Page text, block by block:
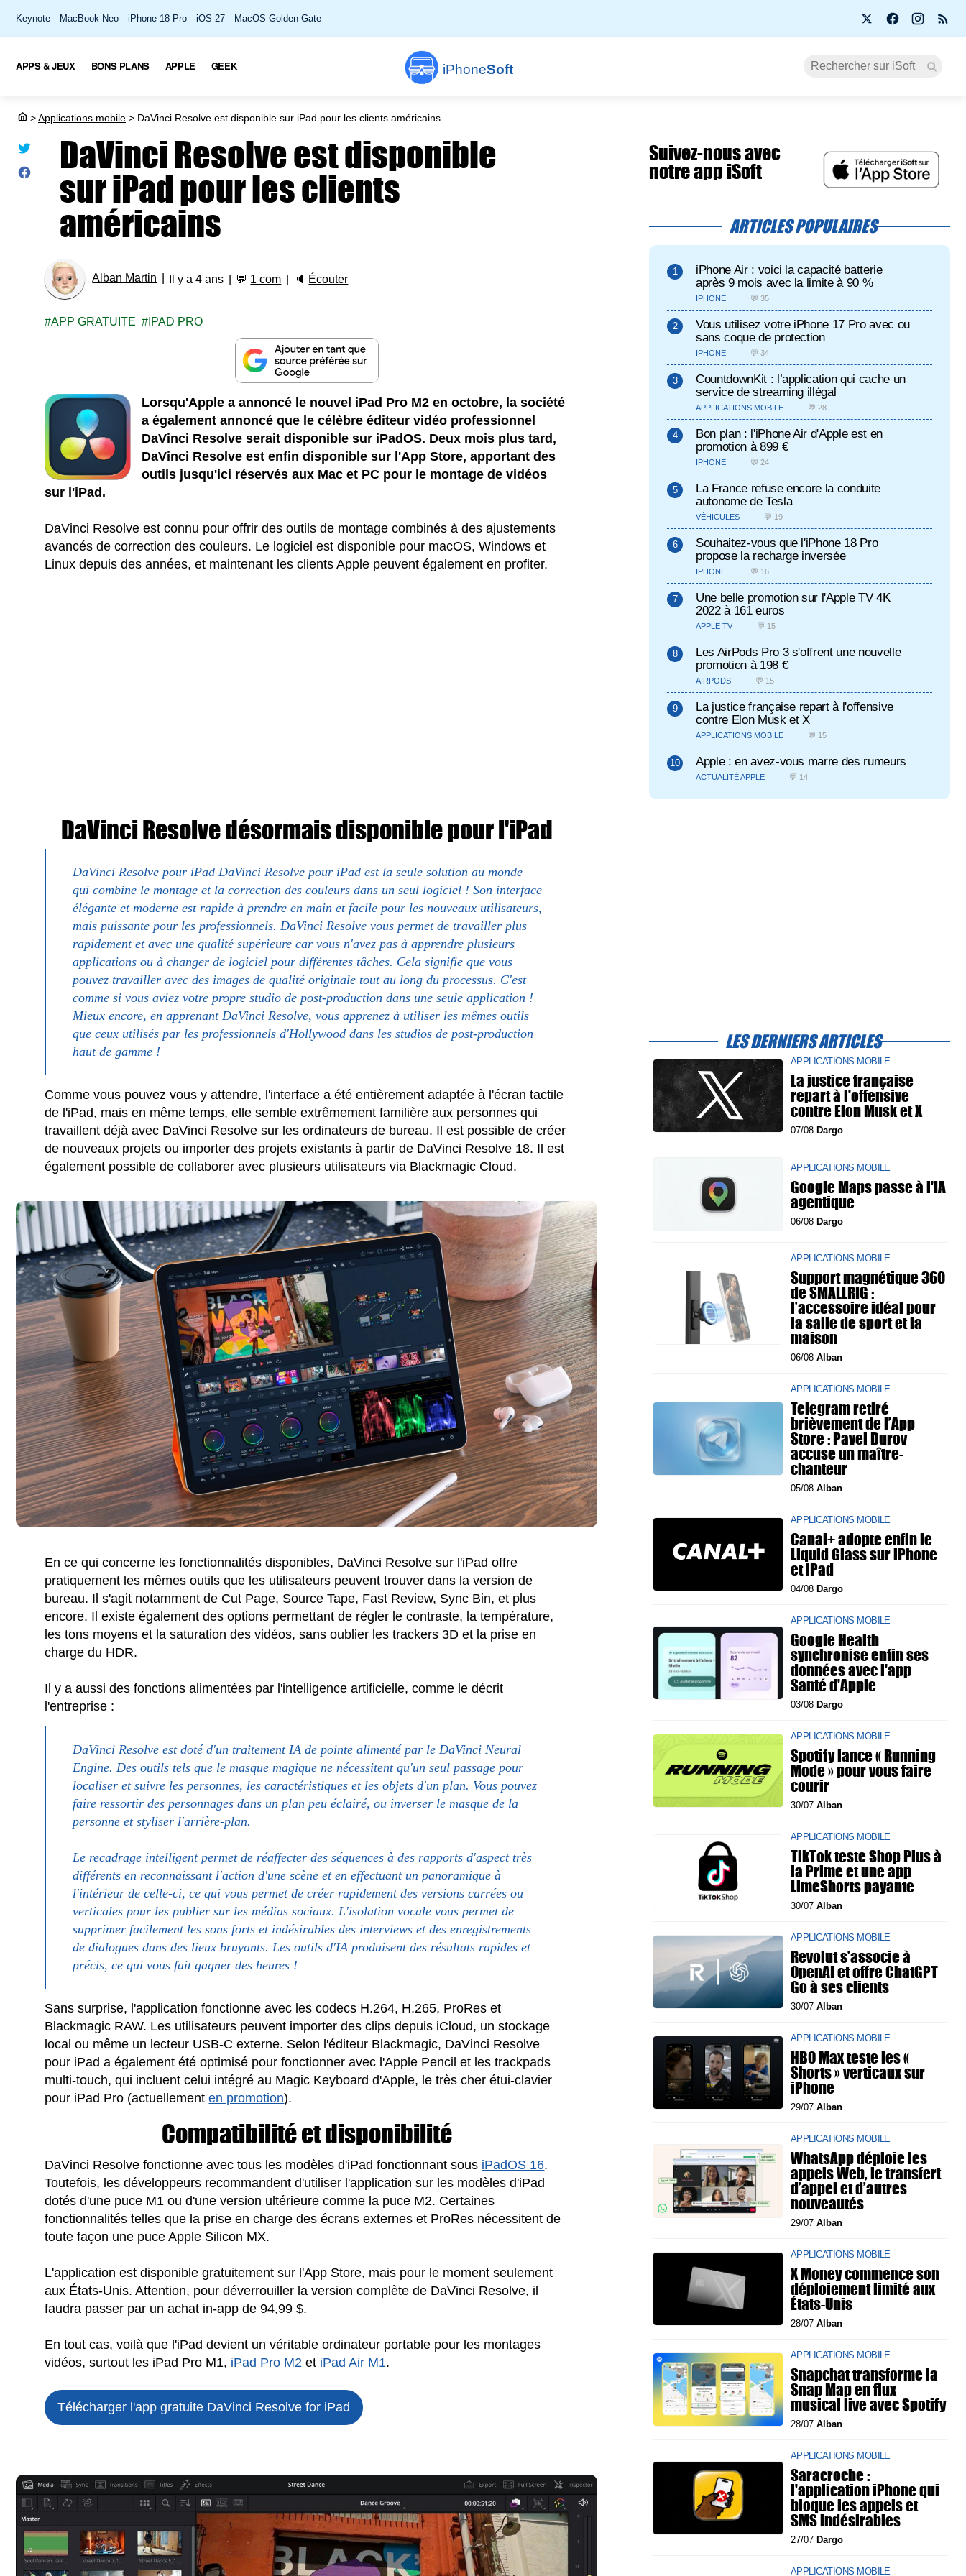
Keynote MacBook Neo iPhone 18 Pro iOS 27 MacOS Golden Gate
iPhoneSoft
APPS & JEUX BONS PLANS APPLE GEEK
>Applications mobile > DaVinci Resolve est disponible sur iPad pour les clients américains
DaVinci Resolve est disponible
sur iPad pour les clients
américains
Alban Martin Il y a 4 ans 💬 1 com 🔈 Écouter
APP GRATUITE IPAD PRO
Lorsqu'Apple a annoncé le nouvel iPad Pro M2 en octobre, la société
a également annoncé que le célèbre éditeur vidéo professionnel
DaVinci Resolve serait disponible sur iPadOS. Deux mois plus tard,
DaVinci Resolve est enfin disponible sur l'App Store, apportant des
outils jusqu'ici réservés aux Mac et PC pour le montage de vidéos
sur l'iPad.
DaVinci Resolve est connu pour offrir des outils de montage combinés à des ajustements
avancés de correction des couleurs. Le logiciel est disponible pour macOS, Windows et
Linux depuis des années, et maintenant les clients Apple peuvent également en profiter.
DaVinci Resolve désormais disponible pour l'iPad
DaVinci Resolve pour iPad DaVinci Resolve pour iPad est la seule solution au monde
qui combine le montage et la correction des couleurs dans un seul logiciel ! Son interface
élégante et moderne est rapide à prendre en main et facile pour les nouveaux utilisateurs,
mais puissante pour les professionnels. DaVinci Resolve vous permet de travailler plus
rapidement et avec une qualité supérieure car vous n'avez pas à apprendre plusieurs
applications ou à changer de logiciel pour différentes tâches. Cela signifie que vous
pouvez travailler avec des images de qualité originale tout au long du processus. C'est
comme si vous aviez votre propre studio de post-production dans une seule application !
Mieux encore, en apprenant DaVinci Resolve, vous apprenez à utiliser les mêmes outils
que ceux utilisés par les professionnels d'Hollywood dans les studios de post-production
haut de gamme !
Comme vous pouvez vous y attendre, l'interface a été entièrement adaptée à l'écran tactile
de l'iPad, mais en même temps, elle semble extrêmement familière aux personnes qui
travaillent déjà avec DaVinci Resolve sur les ordinateurs de bureau. Il est possible de créer
de nouveaux projets ou importer des projets existants à partir de DaVinci Resolve 18. Il est
également possible de collaborer avec plusieurs utilisateurs via Blackmagic Cloud.
En ce qui concerne les fonctionnalités disponibles, DaVinci Resolve sur l'iPad offre
pratiquement les mêmes outils que les utilisateurs peuvent trouver dans la version de
bureau. Il s'agit notamment de Cut Page, Source Tape, Fast Review, Sync Bin, et plus
encore. Il existe également des options permettant de régler le contraste, la température,
les tons moyens et la saturation des vidéos, sans oublier les trackers 3D et la prise en
charge du HDR.
Il y a aussi des fonctions alimentées par l'intelligence artificielle, comme le décrit
l'entreprise :
DaVinci Resolve est doté d'un traitement IA de pointe alimenté par le DaVinci Neural
Engine. Des outils tels que le masque magique ne nécessitent qu'un seul passage pour
localiser et suivre les personnes, les caractéristiques et les objets d'un plan. Vous pouvez
faire ressortir des personnages dans un plan peu éclairé, ou inverser le masque de la
personne et styliser l'arrière-plan.
Le recadrage intelligent permet de réaffecter des séquences à des rapports d'aspect très
différents en reconnaissant l'action d'une scène et en effectuant un panoramique à
l'intérieur de celle-ci, ce qui vous permet de créer rapidement des versions carrées ou
verticales pour les publier sur les médias sociaux. L'isolation vocale vous permet de
supprimer facilement les sons forts et indésirables des interviews et des enregistrements
de dialogues dans des lieux bruyants. Les outils d'IA produisent des résultats rapides et
précis, ce qui vous fait gagner des heures !
Sans surprise, l'application fonctionne avec les codecs H.264, H.265, ProRes et
Blackmagic RAW. Les utilisateurs peuvent importer des clips depuis iCloud, un stockage
local ou même un lecteur USB-C externe. Selon l'éditeur Blackmagic, DaVinci Resolve
pour iPad a également été optimisé pour fonctionner avec l'Apple Pencil et les trackpads
multi-touch, qui incluent celui intégré au Magic Keyboard d'Apple, le très cher étui-clavier
pour iPad Pro (actuellementen promotion).
Compatibilité et disponibilité
DaVinci Resolve fonctionne avec tous les modèles d'iPad fonctionnant sous iPadOS 16.
Toutefois, les développeurs recommandent d'utiliser l'application sur les modèles d'iPad
dotés d'une puce M1 ou d'une version ultérieure comme la puce M2. Certaines
fonctionnalités telles que la prise en charge des écrans externes et ProRes nécessitent de
toute façon une puce Apple Silicon MX.
L'application est disponible gratuitement sur l'App Store, mais pour le moment seulement
aux États-Unis. Attention, pour déverrouiller la version complète de DaVinci Resolve, il
faudra passer par un achat in-app de 94,99 $.
En tout cas, voilà que l'iPad devient un véritable ordinateur portable pour les montages
vidéos, surtout les iPad Pro M1, iPad Pro M2 et iPad Air M1.
Télécharger l'app gratuite DaVinci Resolve for iPad
Suivez-nous avec
notre app iSoft
ARTICLES POPULAIRES
iPhone Air : voici la capacité batterie
après 9 mois avec la limite à 90 %
IPHONE 💬 35
Vous utilisez votre iPhone 17 Pro avec ou
sans coque de protection
IPHONE 💬 34
CountdownKit : l’application qui cache un
service de streaming illégal
APPLICATIONS MOBILE 💬 28
Bon plan : l'iPhone Air d'Apple est en
promotion à 899 €
IPHONE 💬 24
La France refuse encore la conduite
autonome de Tesla
VÉHICULES 💬 19
Souhaitez-vous que l'iPhone 18 Pro
propose la recharge inversée
IPHONE 💬 16
Une belle promotion sur l'Apple TV 4K
2022 à 161 euros
APPLE TV 💬 15
Les AirPods Pro 3 s'offrent une nouvelle
promotion à 198 €
AIRPODS 💬 15
La justice française repart à l'offensive
contre Elon Musk et X
APPLICATIONS MOBILE 💬 15
Apple : en avez-vous marre des rumeurs
ACTUALITÉ APPLE 💬 14
LES DERNIERS ARTICLES
APPLICATIONS MOBILE
La justice française
repart à l'offensive
contre Elon Musk et X
07/08 Dargo
APPLICATIONS MOBILE
Google Maps passe à l'IA
agentique
06/08 Dargo
APPLICATIONS MOBILE
Support magnétique 360
de SMALLRIG :
l’accessoire idéal pour
la salle de sport et la
maison
06/08 Alban
APPLICATIONS MOBILE
Telegram retiré
brièvement de l’App
Store : Pavel Durov
accuse un maître-
chanteur
05/08 Alban
APPLICATIONS MOBILE
Canal+ adopte enfin le
Liquid Glass sur iPhone
et iPad
04/08 Dargo
APPLICATIONS MOBILE
Google Health
synchronise enfin ses
données avec l'app
Santé d'Apple
03/08 Dargo
APPLICATIONS MOBILE
Spotify lance « Running
Mode » pour vous faire
courir
30/07 Alban
APPLICATIONS MOBILE
TikTok teste Shop Plus à
la Prime et une app
LimeShorts payante
30/07 Alban
APPLICATIONS MOBILE
Revolut s’associe à
OpenAI et offre ChatGPT
Go à ses clients
30/07 Alban
APPLICATIONS MOBILE
HBO Max teste les «
Shorts » verticaux sur
iPhone
29/07 Alban
APPLICATIONS MOBILE
WhatsApp déploie les
appels Web, le transfert
d’appel et d’autres
nouveautés
29/07 Alban
APPLICATIONS MOBILE
X Money commence son
déploiement limité aux
États-Unis
28/07 Alban
APPLICATIONS MOBILE
Snapchat transforme la
Snap Map en flux
musical live avec Spotify
28/07 Alban
APPLICATIONS MOBILE
Saracroche :
l'application iPhone qui
bloque les appels et
SMS indésirables
27/07 Dargo
APPLICATIONS MOBILE